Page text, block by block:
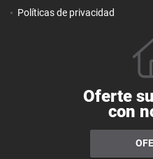
Políticas de privacidad
Oferte
con